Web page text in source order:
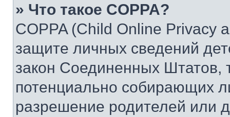
» Что такое COPPA?
COPPA (Child Online Privacy
защите личных сведений
закон Соединенных Штатов,
потенциально собирающих
разрешение родителей или